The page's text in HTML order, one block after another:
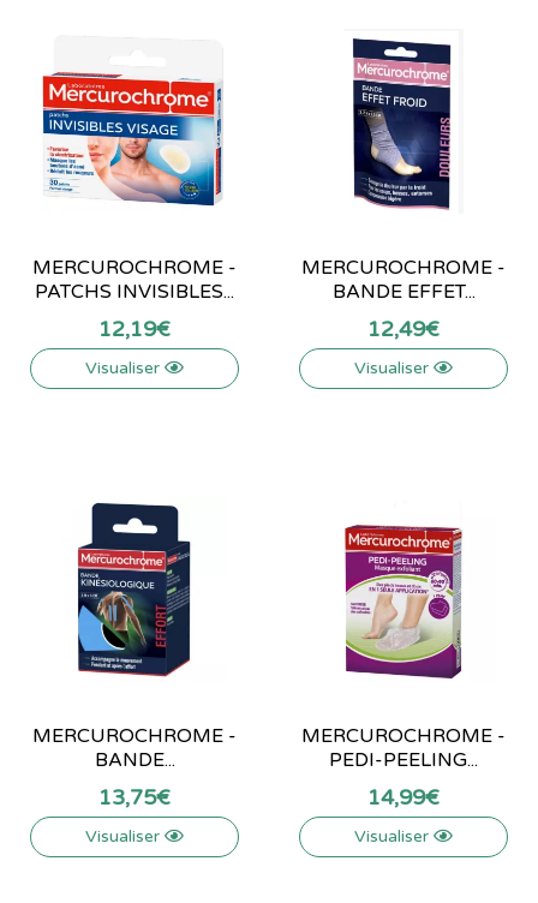
MERCUROCHROME -
PATCHS INVISIBLES...
12,19€
Visualiser
MERCUROCHROME -
BANDE EFFET...
12,49€
Visualiser
MERCUROCHROME -
BANDE...
13,75€
Visualiser
MERCUROCHROME -
PEDI-PEELING...
14,99€
Visualiser